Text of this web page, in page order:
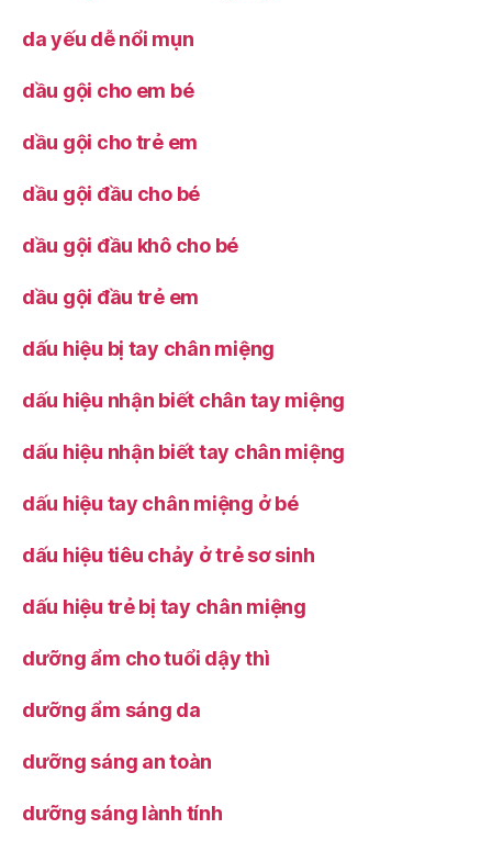
da yếu dễ nổi mụn
dầu gội cho em bé
dầu gội cho trẻ em
dầu gội đầu cho bé
dầu gội đầu khô cho bé
dầu gội đầu trẻ em
dấu hiệu bị tay chân miệng
dấu hiệu nhận biết chân tay miệng
dấu hiệu nhận biết tay chân miệng
dấu hiệu tay chân miệng ở bé
dấu hiệu tiêu chảy ở trẻ sơ sinh
dấu hiệu trẻ bị tay chân miệng
dưỡng ẩm cho tuổi dậy thì
dưỡng ẩm sáng da
dưỡng sáng an toàn
dưỡng sáng lành tính